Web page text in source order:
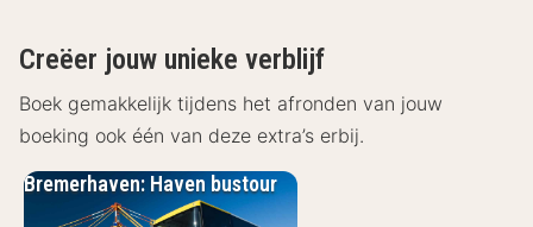
Enkele van de voorzieningen zijn een 24-uurs receptie,
meertalig personeel en een bagageopslagruimte. Ter
plaatse heb je gratis parkeerplaatsen.
flatscreentelevisie. Er is gratis wifi op de kamer als je
Creëer jouw unieke verblijf
Boek gemakkelijk tijdens het afronden van jouw
boeking ook één van deze extra’s erbij.
Bremerhaven: Haven bustour